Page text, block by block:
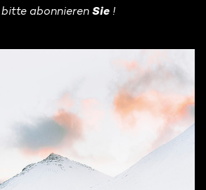
bitte abonnieren Sie !